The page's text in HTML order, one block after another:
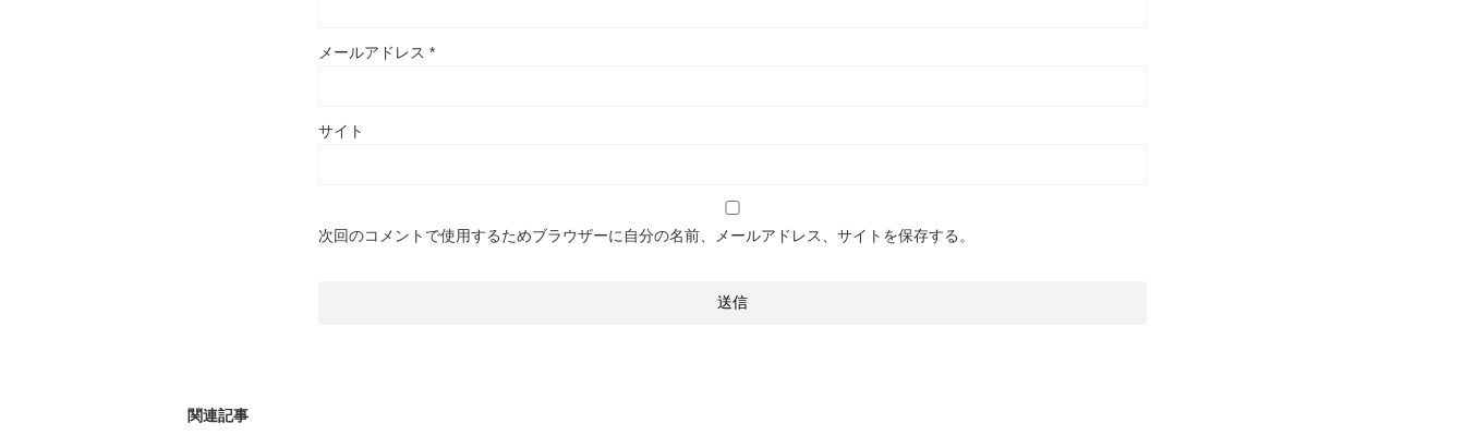
メールアドレス *
サイト
次回のコメントで使用するためブラウザーに自分の名前、メールアドレス、サイトを保存する。
関連記事